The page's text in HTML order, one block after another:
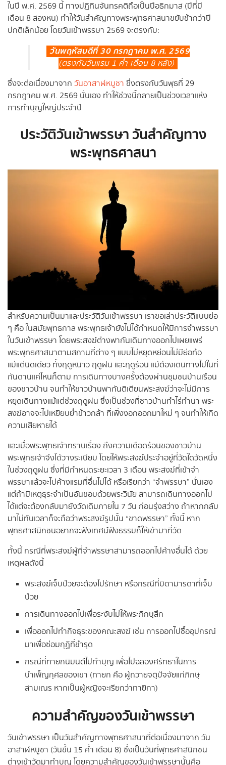
ในปี พ.ศ. 2569 นี้ ทางปฏิทินจันทรคติถือเป็นปีอธิกมาส (ปีที่มี
เดือน 8 สองหน) ทำให้วันสำคัญทางพระพุทธศาสนาขยับช้ากว่าปี
ปกติเล็กน้อย โดยวันเข้าพรรษา 2569 จะตรงกับ:
วันพฤหัสบดีที่ 30 กรกฎาคม พ.ศ. 2569
(ตรงกับวันแรม 1 ค่ำ เดือน 8 หลัง)
ซึ่งจะต่อเนื่องมาจาก วันอาสาฬหบูชา ซึ่งตรงกับวันพุธที่ 29
กรกฎาคม พ.ศ. 2569 นั่นเอง ทำให้ช่วงนี้กลายเป็นช่วงเวลาแห่ง
การทำบุญใหญ่ประจำปี
ประวัติวันเข้าพรรษา วันสำคัญทาง
พระพุทธศาสนา
สำหรับความเป็นมาและประวัติวันเข้าพรรษา เราขอเล่าประวัติแบบย่อ
ๆ คือ ในสมัยพุทธกาล พระพุทธเจ้ายังไม่ได้กำหนดให้มีการจำพรรษา
ในวันเข้าพรรษา โดยพระสงฆ์ต่างพากันเดินทางออกไปเผยแพร่
พระพุทธศาสนาตามสถานที่ต่าง ๆ แบบไม่หยุดหย่อนไม่มีย่อท้อ
แม้แต่นิดเดียว ทั้งฤดูหนาว ฤดูฝน และฤดูร้อน แม้ต้องเดินทางไปในที่
กันดานแค่ไหนก็ตาม การเดินทางบางครั้งต้องผ่านชุมชนบ้านเรือน
ของชาวบ้าน จนทำให้ชาวบ้านพากันติเตียนพระสงฆ์ว่าจะไม่มีการ
หยุดเดินทางแม้แต่ช่วงฤดูฝน ซึ่งเป็นช่วงที่ชาวบ้านทำไร่ทำนา พระ
สงฆ์อาจจะไปเหยียบย่ำข้าวกล้า ที่เพิ่งงอกออกมาใหม่ ๆ จนทำให้เกิด
ความเสียหายได้
และเมื่อพระพุทธเจ้าทราบเรื่อง ถึงความเดือดร้อนของชาวบ้าน
พระพุทธเจ้าจึงได้วางระเบียบ โดยให้พระสงฆ์ประจำอยู่ที่วัดใดวัดหนึ่ง
ในช่วงฤดูฝน ซึ่งที่มีกำหนดระยะเวลา 3 เดือน พระสงฆ์ที่เข้าจำ
พรรษาแล้วจะไปค้างแรมที่อื่นไม่ได้ หรือเรียกว่า “จำพรรษา” นั่นเอง
แต่ถ้ามีเหตุธุระจำเป็นอันชอบด้วยพระวินัย สามารถเดินทางออกไป
ได้แต่จะต้องกลับมายังวัดเดิมภายใน 7 วัน ก่อนรุ่งสว่าง ถ้าหากกลับ
มาไม่ทันเวลาก็จะถือว่าพระสงฆ์รูปนั้น “ขาดพรรษา” ทั้งนี้ หาก
พุทธศาสนิกชนอยากจะฟังเทศน์ฟังธรรมก็ให้เข้ามาที่วัด
ทั้งนี้ กรณีที่พระสงฆ์ผู้ที่จำพรรษาสามารถออกไปค้างอื่นได้ ด้วย
เหตุผลดังนี้
พระสงฆ์เจ็บป่วยจะต้องไปรักษา หรือกรณีที่บิดามารดาที่เจ็บ
ป่วย
การเดินทางออกไปเพื่อระงับไม่ให้พระภิกษุสึก
เพื่อออกไปทำกิจธุระของคณะสงฆ์ เช่น การออกไปซื้ออุปกรณ์
มาเพื่อซ่อมกุฏิที่ชำรุด
กรณีที่ทายกนิมนต์ไปทำบุญ เพื่อไปฉลองศรัทธาในการ
บำเพ็ญกุศลของเขา (ทายก คือ ผู้ถวายจตุปัจจัยแก่ภิกษุ
สามเณร หากเป็นผู้หญิงจะเรียกว่าทายิกา)
ความสำคัญของวันเข้าพรรษา
วันเข้าพรรษา เป็นวันสำคัญทางพุทธศาสนาที่ต่อเนื่องมาจาก วัน
อาสาฬหบูชา (วันขึ้น 15 ค่ำ เดือน 8) ซึ่งเป็นวันที่พุทธศาสนิกชน
ต่างเข้าวัดมาทำบุญ โดยความสำคัญของวันเข้าพรรษานั้นคือ